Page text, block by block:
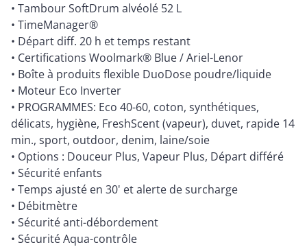
• Tambour SoftDrum alvéolé 52 L
• TimeManager®
• Départ diff. 20 h et temps restant
• Certifications Woolmark® Blue / Ariel-Lenor
• Boîte à produits flexible DuoDose poudre/liquide
• Moteur Eco Inverter
• PROGRAMMES: Eco 40-60, coton, synthétiques,
délicats, hygiène, FreshScent (vapeur), duvet, rapide 14
min., sport, outdoor, denim, laine/soie
• Options : Douceur Plus, Vapeur Plus, Départ différé
• Sécurité enfants
• Temps ajusté en 30' et alerte de surcharge
• Débitmètre
• Sécurité anti-débordement
• Sécurité Aqua-contrôle